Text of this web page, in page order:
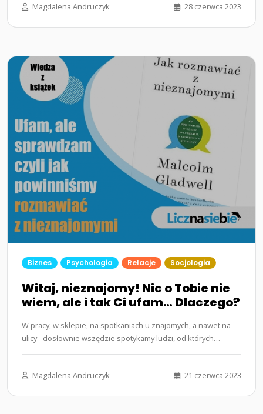
Magdalena Andruczyk 28 czerwca 2023
Biznes Psychologia Relacje Socjologia
Witaj, nieznajomy! Nic o Tobie nie
wiem, ale i tak Ci ufam… Dlaczego?
W pracy, w sklepie, na spotkaniach u znajomych, a nawet na
ulicy - dosłownie wszędzie spotykamy ludzi, od których
Magdalena Andruczyk 21 czerwca 2023